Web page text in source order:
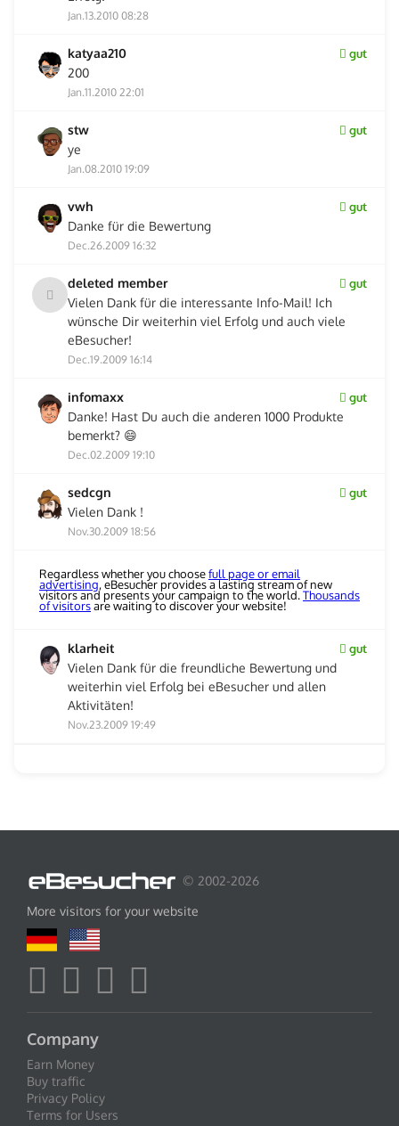
Jan.13.2010 08:28
katyaa210 gut
200
Jan.11.2010 22:01
stw gut
ye
Jan.08.2010 19:09
vwh gut
Danke für die Bewertung
Dec.26.2009 16:32
deleted member gut
Vielen Dank für die interessante Info-Mail! Ich
wünsche Dir weiterhin viel Erfolg und auch viele
eBesucher!
Dec.19.2009 16:14
infomaxx gut
Danke! Hast Du auch die anderen 1000 Produkte
bemerkt? 😄
Dec.02.2009 19:10
sedcgn gut
Vielen Dank !
Nov.30.2009 18:56
Regardless whether you choosefull page or email
advertising, eBesucher provides a lasting stream of new
visitors and presents your campaign to the world.Thousands
of visitorsare waiting to discover your website!
klarheit gut
Vielen Dank für die freundliche Bewertung und
weiterhin viel Erfolg bei eBesucher und allen
Aktivitäten!
Nov.23.2009 19:49
© 2002-2026
More visitors for your website
Company
Earn Money
Buy traffic
Privacy Policy
Terms for Users